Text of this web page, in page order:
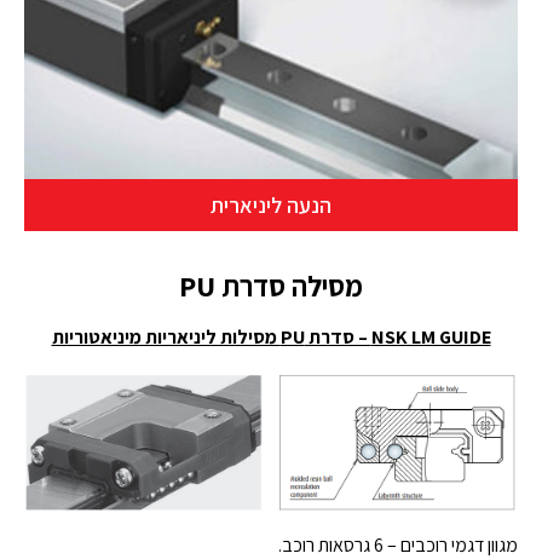
הנעה ליניארית
מסילה סדרת PU
NSK LM GUIDE – סדרת PU מסילות ליניאריות מיניאטוריות
מגוון דגמי רוכבים – 6 גרסאות רוכב.